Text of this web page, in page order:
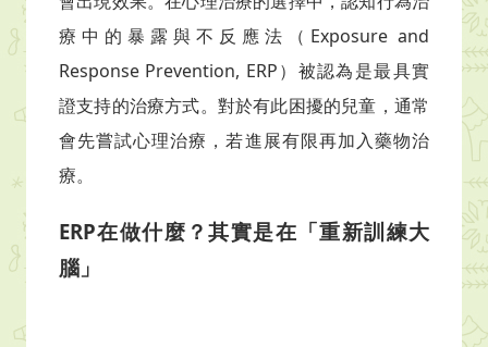
療中的暴露與不反應法（Exposure and
Response Prevention, ERP）被認為是最具實
證支持的治療方式。對於有此困擾的兒童，通常
會先嘗試心理治療，若進展有限再加入藥物治
療。
ERP在做什麼？其實是在「重新訓練大
腦」